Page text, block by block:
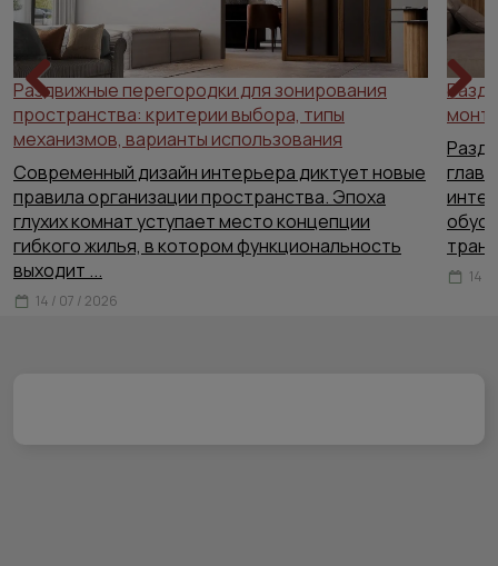
Раздвижные перегородки для зонирования
пространства: критерии выбора, типы
механизмов, варианты использования
Современный дизайн интерьера диктует новые
правила организации пространства. Эпоха
глухих комнат уступает место концепции
гибкого жилья, в котором функциональность
выходит ...
14 / 07 / 2026
14 /
Previous Next